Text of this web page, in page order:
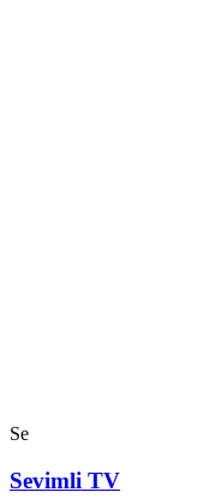
Se
Sevimli TV